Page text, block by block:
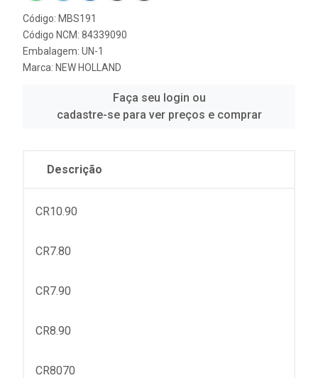
Código: MBS191
Código NCM: 84339090
Embalagem: UN-1
Marca: NEW HOLLAND
Faça seu login ou
cadastre-se para ver preços e comprar
Descrição
CR10.90
CR7.80
CR7.90
CR8.90
CR8070